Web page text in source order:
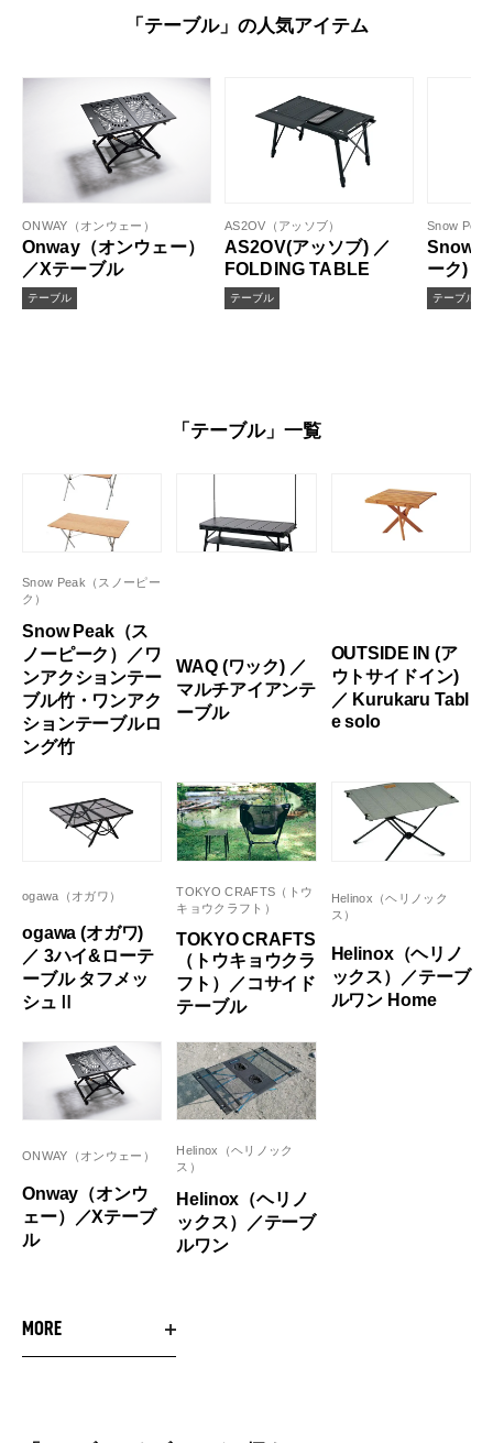
「テーブル」の人気アイテム
ONWAY（オンウェー）
Onway（オンウェー）
／Xテーブル
テーブル
AS2OV（アッソブ）
AS2OV(アッソブ) ／
FOLDING TABLE
テーブル
Snow
Snow
ーク)
テーブ
テーブル
「テーブル」一覧
Snow Peak（スノーピー
ク）
Snow Peak（ス
ノーピーク）／ワ
ンアクションテー
ブル竹・ワンアク
ションテーブルロ
ング竹
WAQ (ワック) ／
マルチアイアンテ
ーブル
OUTSIDE IN (ア
ウトサイドイン)
／ Kurukaru Tabl
e solo
ogawa（オガワ）
ogawa (オガワ)
／ 3ハイ&ローテ
ーブル タフメッ
シュⅡ
TOKYO CRAFTS（トウ
キョウクラフト）
TOKYO CRAFTS
（トウキョウクラ
フト）／コサイド
テーブル
Helinox（ヘリノック
ス）
Helinox（ヘリノ
ックス）／テーブ
ルワン Home
ONWAY（オンウェー）
Onway（オンウ
ェー）／Xテーブ
ル
Helinox（ヘリノック
ス）
Helinox（ヘリノ
ックス）／テーブ
ルワン
MORE